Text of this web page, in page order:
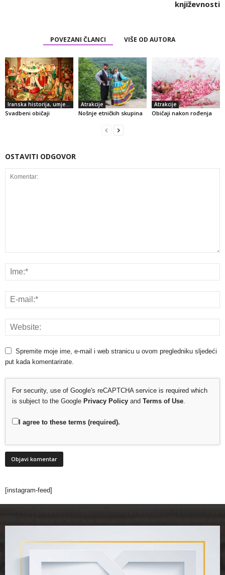
književnosti
POVEZANI ČLANCI VIŠE OD AUTORA
Iranska historija, umjetnost i kultura
Svadbeni običaji
Atrakcije
Nošnje etničkih skupina
Atrakcije
Običaji nakon rođenja
OSTAVITI ODGOVOR
Spremite moje ime, e-mail i web stranicu u ovom pregledniku sljedeći
put kada komentarirate.
For security, use of Google's reCAPTCHA service is required which
is subject to the Google Privacy Policy and Terms of Use.
I agree to these terms (required).
[instagram-feed]